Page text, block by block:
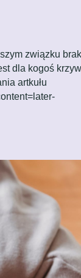
związku
dla kogoś
artkułu